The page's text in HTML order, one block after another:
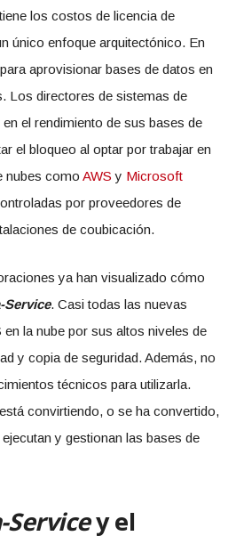
los costos de licencia de
único enfoque arquitectónico. En
aprovisionar bases de datos en
Los directores de sistemas de
el rendimiento de sus bases de
el bloqueo al optar por trabajar en
nubes como AWS y Microsoft
por proveedores de
de coubicación.
ya han visualizado cómo
Service. Casi todas las nuevas
la nube por sus altos niveles de
y copia de seguridad. Además, no
técnicos para utilizarla.
convirtiendo, o se ha convertido,
y gestionan las bases de
Servicey el